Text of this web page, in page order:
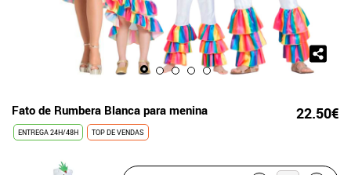
Fato de Rumbera Blanca para menina 22.50€
ENTREGA 24H/48H TOP DE VENDAS